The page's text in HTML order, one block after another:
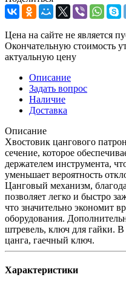
Цена на сайте не является
Окончательную стоимость
актуальную цену
Описание
Задать вопрос
Наличие
Доставка
Описание
Хвостовик цангового
сечение, которое
держателем инструмента,
уменьшает вероятность
Цанговый механизм,
позволяет легко и быстро
что значительно экономит
оборудования.
штревель, ключ для гайки. В
цанга, гаечный ключ.
Характеристики